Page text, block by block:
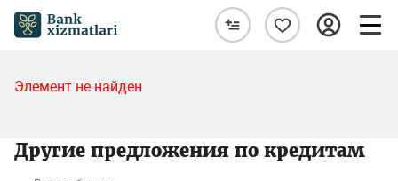
Элемент не найден
Другие предложения по кредитам